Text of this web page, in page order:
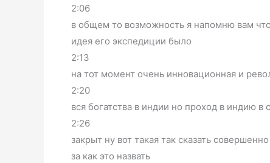
2:06
в общем то возможность я напомню вам
идея его экспедиции было
2:13
на тот момент очень инновационная и
2:20
вся богатства в индии но проход в индию
2:26
закрыт ну вот такая так сказать
за как это назвать